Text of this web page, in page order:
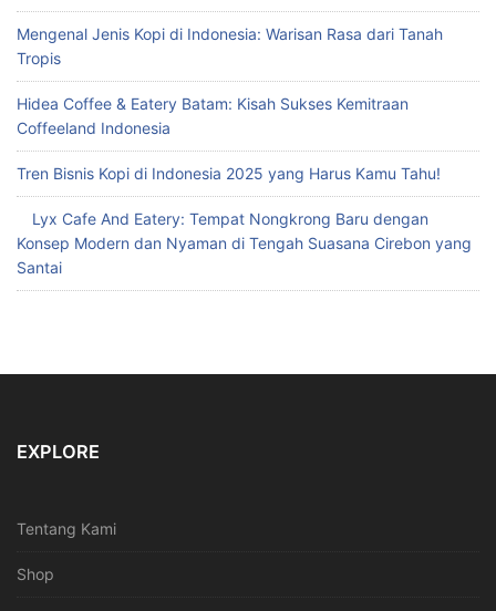
Mengenal Jenis Kopi di Indonesia: Warisan Rasa dari Tanah
Tropis
Hidea Coffee & Eatery Batam: Kisah Sukses Kemitraan
Coffeeland Indonesia
Tren Bisnis Kopi di Indonesia 2025 yang Harus Kamu Tahu!
Lyx Cafe And Eatery: Tempat Nongkrong Baru dengan
Konsep Modern dan Nyaman di Tengah Suasana Cirebon yang
Santai
EXPLORE
Tentang Kami
Shop